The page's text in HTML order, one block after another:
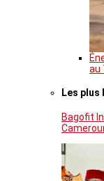
au
Les plus
Bagofit